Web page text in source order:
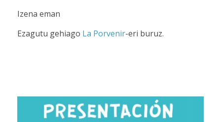
Izena eman
Ezagutu gehiago La Porvenir-eri buruz.